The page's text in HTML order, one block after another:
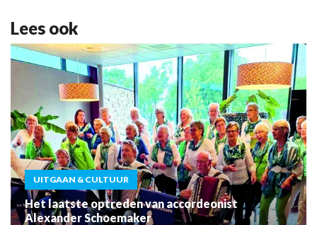
Lees ook
UITGAAN & CULTUUR
Het laatste optreden van accordeonist
Alexander Schoemaker